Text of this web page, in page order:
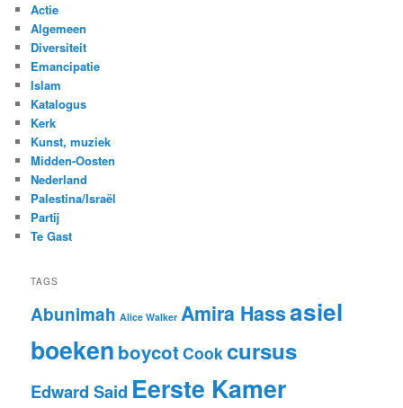
Actie
Algemeen
Diversiteit
Emancipatie
Islam
Katalogus
Kerk
Kunst, muziek
Midden-Oosten
Nederland
Palestina/Israël
Partij
Te Gast
TAGS
Abunimah Alice Walker Amira Hassasiel
boeken boycotCookcursus
Edward Said Eerste Kamer